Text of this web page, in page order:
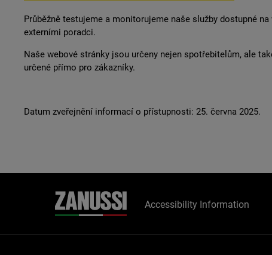
Průběžně testujeme a monitorujeme naše služby dostupné
externími poradci.
Naše webové stránky jsou určeny nejen spotřebitelům, ale
určené přímo pro zákazníky.
Datum zveřejnění informací o přístupnosti: 25. června 2025.
Accessibility Information